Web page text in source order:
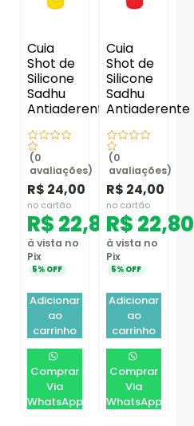
Cuia
Shot de
Silicone
Sadhu
Antiaderente
(0
avaliações)
R$ 24,00
no cartão
R$22,80
à vista no
Pix
5% OFF
Adicionar
ao
carrinho
Comprar
Via
WhatsApp
Cuia
Shot de
Silicone
Sadhu
Antiaderente
(0
avaliações)
R$ 24,00
no cartão
R$22,80
à vista no
Pix
5% OFF
Adicionar
ao
carrinho
Comprar
Via
WhatsApp